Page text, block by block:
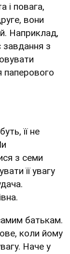
і повага,
вони
Наприклад,
з
паперового
її не
з семи
її увагу
батькам.
коли йому
Наче у